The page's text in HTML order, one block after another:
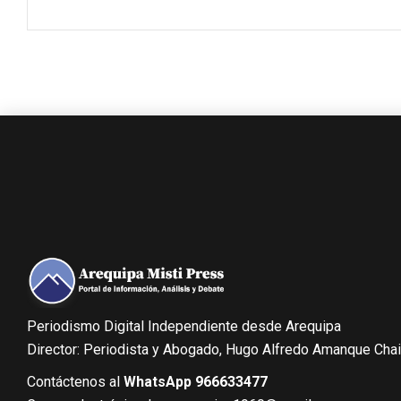
Periodismo Digital Independiente desde Arequipa
Director: Periodista y Abogado, Hugo Alfredo Amanque
Contáctenos al WhatsApp 966633477